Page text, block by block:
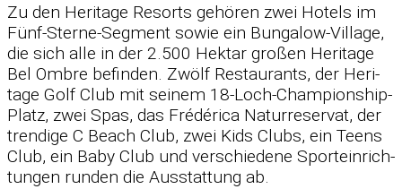
Zu den He­ri­tage Re­sorts ge­hö­ren zwei Ho­tels im
Fünf-Sterne-Seg­ment so­wie ein Bun­ga­low-Vil­lage,
die sich alle in der 2.500 Hektar gro­ßen He­ri­tage
Bel Ombre be­fin­den. Zwölf Re­stau­rants, der He­ri­
tage Golf Club mit sei­nem 18-Loch-Cham­pi­on­ship-
Platz, zwei Spas, das Fré­dé­rica Na­tur­re­ser­vat, der
tren­dige C Beach Club, zwei Kids Clubs, ein Teens
Club, ein Baby Club und ver­schie­dene Sport­ein­rich­
tun­gen run­den die Aus­stat­tung ab.